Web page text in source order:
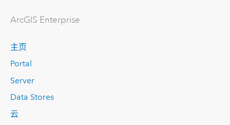
ArcGIS Enterprise
主页
Portal
Server
Data Stores
云